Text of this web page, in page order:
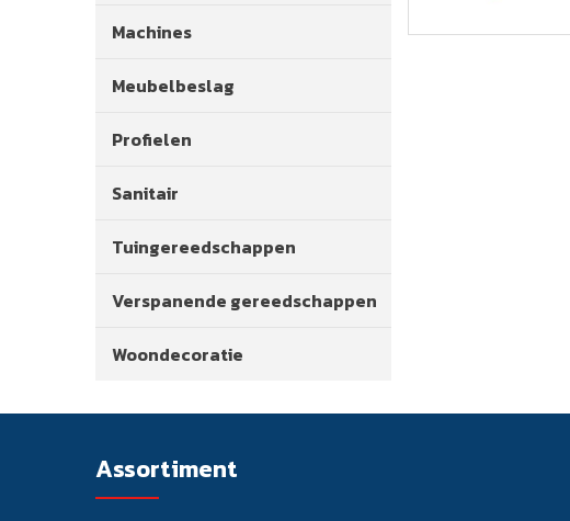
Machines
Meubelbeslag
Profielen
Sanitair
Tuingereedschappen
Verspanende gereedschappen
Woondecoratie
Assortiment